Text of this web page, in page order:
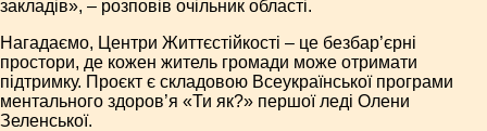
закладів», – розповів очільник області.
Нагадаємо, Центри Життєстійкості – це безбар’єрні
простори, де кожен житель громади може отримати
підтримку. Проєкт є складовою Всеукраїнської програми
ментального здоров’я «Ти як?» першої леді Олени
Зеленської.